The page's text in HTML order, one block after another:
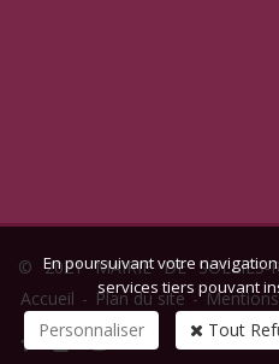
© 2021 MAIRIE DE
Accueil - Plan du site-
En poursuivant votre
services tiers pouvant
Personnaliser Tout